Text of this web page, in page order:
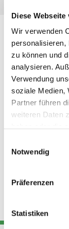
Diese
Wir verwenden
personalisieren,
zu können und
analysieren.
Verwendung
soziale Medien,
Partner führen
weiteren Daten
Notwendig
Präferenzen
Statistiken